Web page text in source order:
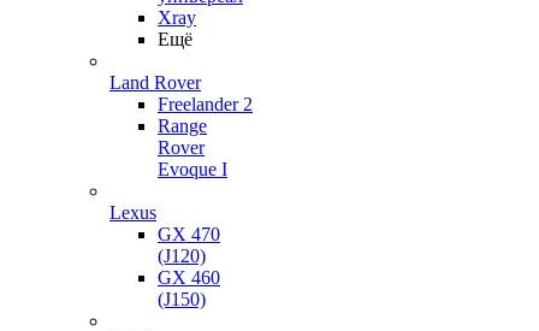
Xray
Ещё
Land Rover
Freelander 2
Range
Rover
Evoque I
Lexus
GX 470
(J120)
GX 460
(J150)